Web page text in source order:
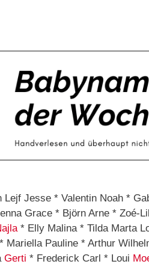
Lejf Jesse * Valentin Noah *
Grace * Björn Arne * Zoé-
* Elly Malina * Tilda Marta
Mariella Pauline * Arthur
Gerti * Frederick Carl * Loui